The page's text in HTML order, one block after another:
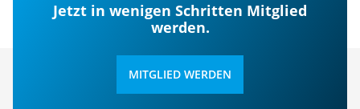
Jetzt in wenigen Schritten Mitglied
werden.
MITGLIED WERDEN